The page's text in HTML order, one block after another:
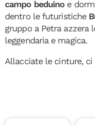
campo beduino e
dentro le futuristiche
gruppo a Petra azzera
leggendaria e magica.
Allacciate le cinture,